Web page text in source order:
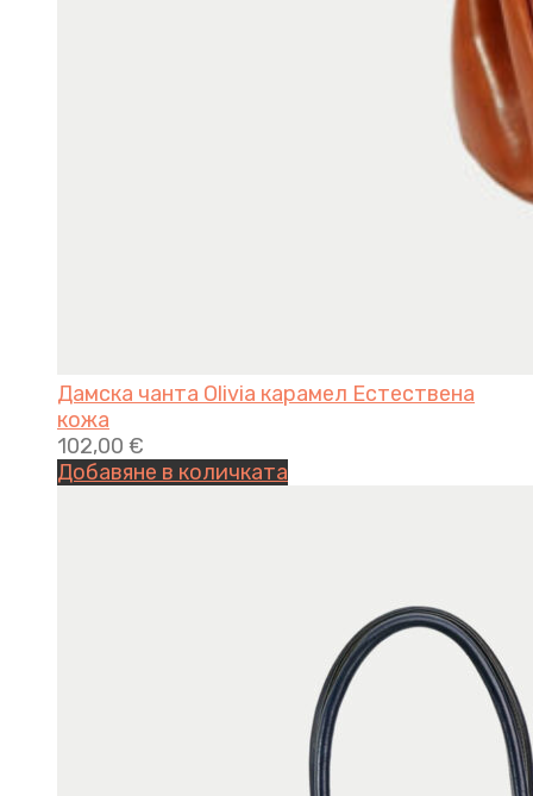
Дамска чанта Olivia карамел Естествена
кожа
102,00 €
Добавяне в количката